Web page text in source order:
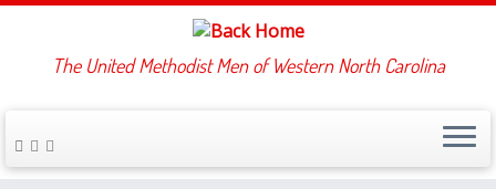
The United Methodist Men of Western North Carolina